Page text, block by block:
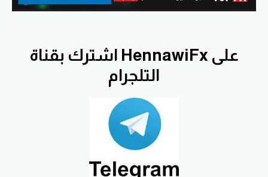
اشترك بقناة HennawiFx على
التلجرام